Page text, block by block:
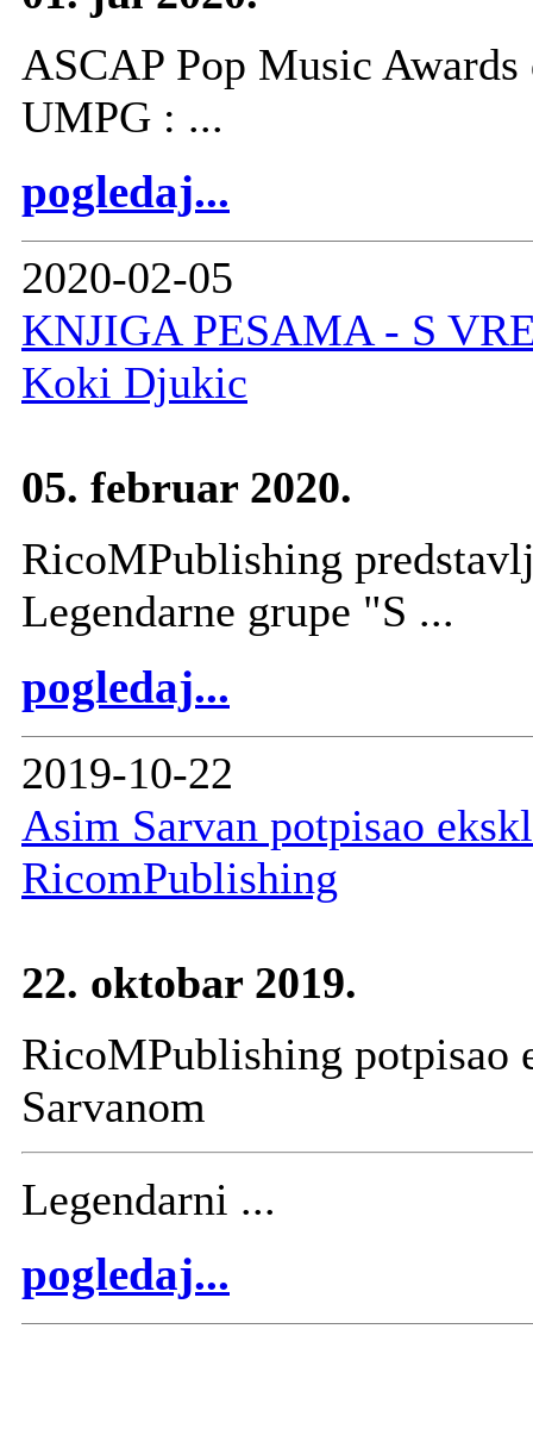
ASCAP Pop Music
UMPG : ...
pogledaj...
2020-02-05
KNJIGA PESAMA - S
Koki Djukic
05. februar 2020.
RicoMPublishing
Legendarne grupe "S ...
pogledaj...
2019-10-22
Asim Sarvan potpisao
RicomPublishing
22. oktobar 2019.
RicoMPublishing potpisao
Sarvanom
Legendarni ...
pogledaj...